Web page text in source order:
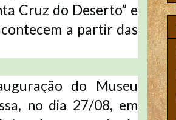
Cruz do Deserto” e
a partir das
do Museu
no dia 27/08, em